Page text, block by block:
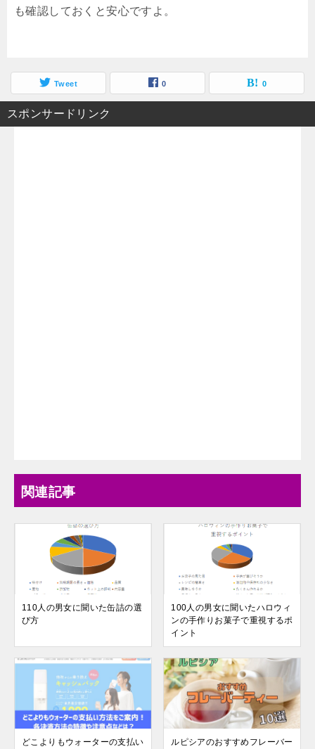
も確認しておくと安心ですよ。
Tweet 0 0
スポンサードリンク
関連記事
110人の男女に聞いた缶詰の選
び方
100人の男女に聞いたハロウィ
ンの手作りお菓子で重視するポ
イント
どこよりもウォーターの支払い
ルピシアのおすすめフレーバー